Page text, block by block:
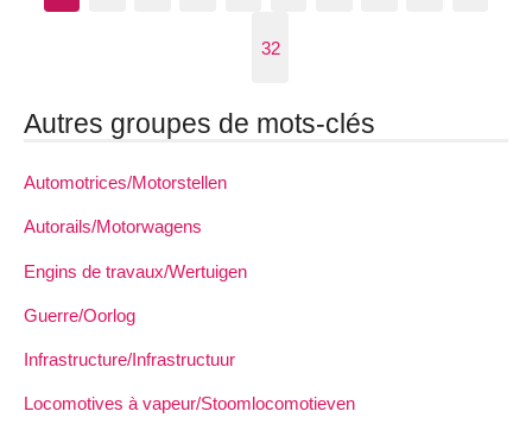
32
Autres groupes de mots-clés
Automotrices/Motorstellen
Autorails/Motorwagens
Engins de travaux/Wertuigen
Guerre/Oorlog
Infrastructure/Infrastructuur
Locomotives à vapeur/Stoomlocomotieven